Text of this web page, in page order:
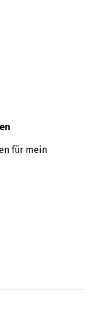
für mein